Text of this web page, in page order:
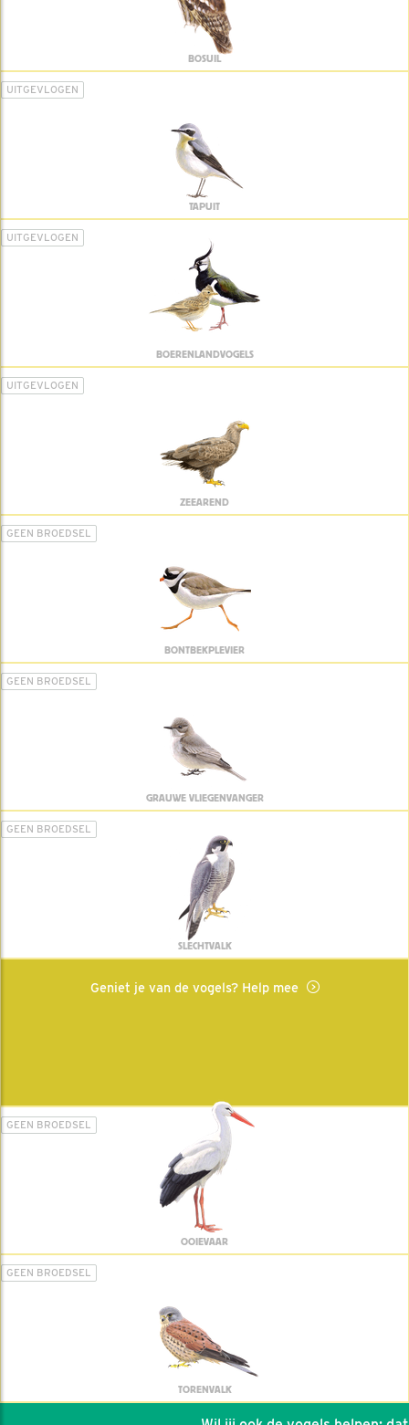
BOSUIL
UITGEVLOGEN
TAPUIT
UITGEVLOGEN
BOERENLANDVOGELS
UITGEVLOGEN
ZEEAREND
GEEN BROEDSEL
BONTBEKPLEVIER
GEEN BROEDSEL
GRAUWE VLIEGENVANGER
GEEN BROEDSEL
SLECHTVALK
Geniet je van de vogels? Help mee
GEEN BROEDSEL
OOIEVAAR
GEEN BROEDSEL
TORENVALK